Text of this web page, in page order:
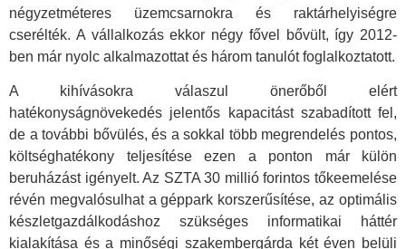
négyzetméteres üzemcsarnokra és raktárhelyiségre
cserélték. A vállalkozás ekkor négy fővel bővült, így 2012-
ben már nyolc alkalmazottat és három tanulót foglalkoztatott.
A kihívásokra válaszul önerőből elért
hatékonyságnövekedés jelentős kapacitást szabadított fel,
de a további bővülés, és a sokkal több megrendelés pontos,
költséghatékony teljesítése ezen a ponton már külön
beruházást igényelt. Az SZTA 30 millió forintos tőkeemelése
révén megvalósulhat a géppark korszerűsítése, az optimális
készletgazdálkodáshoz szükséges informatikai háttér
kialakítása és a minőségi szakembergárda két éven belüli